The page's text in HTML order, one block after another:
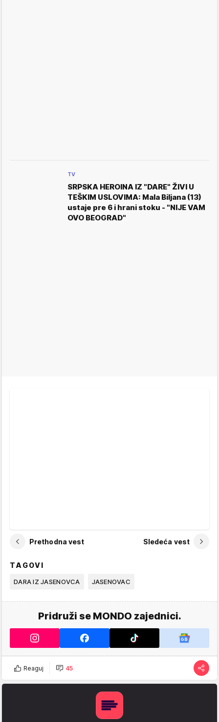
TV
SRPSKA HEROINA IZ "DARE" ŽIVI U
TEŠKIM USLOVIMA: Mala Biljana (13)
ustaje pre 6 i hrani stoku - "NIJE VAM
OVO BEOGRAD"
Prethodna vest Sledeća vest
TAGOVI
DARA IZ JASENOVCA JASENOVAC
Pridruži se MONDO zajednici.
Reaguj 45